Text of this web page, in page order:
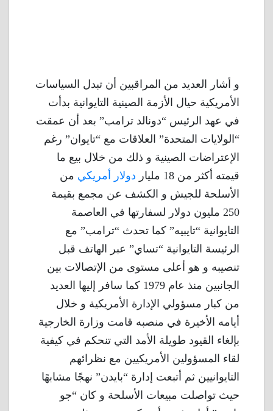
و أشار العديد من المراقبين أن تبدل السياسات
الأمريكية حيال الأزمة الصينية التايوانية بدأت
في عهد الرئيس “دونالد ترامب” بعد أن عمقت
“الولايات المتحدة” العلاقات مع “تايوان” رغم
الإعتراضات الصينية و ذلك من خلال بيع ما
قيمته أكثر من 18 مليار
دولار أمريكي من
الأسلحة للجيش و الكشف عن مجمع بقيمة
250 مليون دولار لسفارتها في العاصمة
التايوانية “تايبيه” كما تحدث “ترامب” مع
الرئيسة التايوانية “تساي” عبر الهاتف قبل
تنصيبه و هو أعلى مستوى من الإتصالات بين
الجانبين منذ عام 1979 كما سافر إليها العديد
من كبار مسؤولي الإدارة الأمريكية و خلال
أيامه الأخيرة في منصبه قامت وزارة الخارجية
بإلغاء القيود طويلة الأمد التي تنحكم في كيفية
لقاء المسؤولين الأمريكيين مع نظرائهم
التايوانيين ثم أتبعت إدارة “بايدن” نهجًا مشابهًا
حيث تواصلت مبيعات الأسلحة و كان “جو